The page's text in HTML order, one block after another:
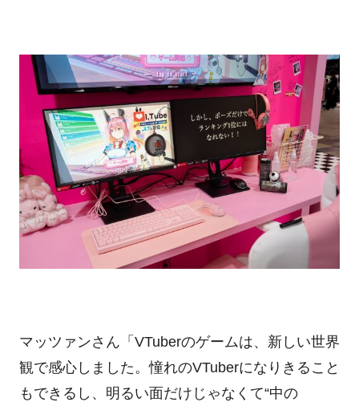
マッツァンさん「VTuberのゲームは、新しい世界
観で感心しました。憧れのVTuberになりきること
もできるし、明るい面だけじゃなくて“中の